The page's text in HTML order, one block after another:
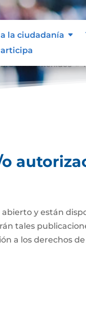
la ciudadanía
y están
tales
a los derechos